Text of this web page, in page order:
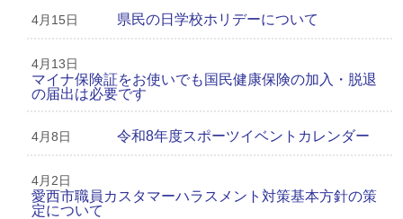
4月15日 県民の日学校ホリデーについて
4月13日
マイナ保険証をお使いでも国民健康保険の加入・脱退
の届出は必要です
4月8日 令和8年度スポーツイベントカレンダー
4月2日
愛西市職員カスタマーハラスメント対策基本方針の策
定について